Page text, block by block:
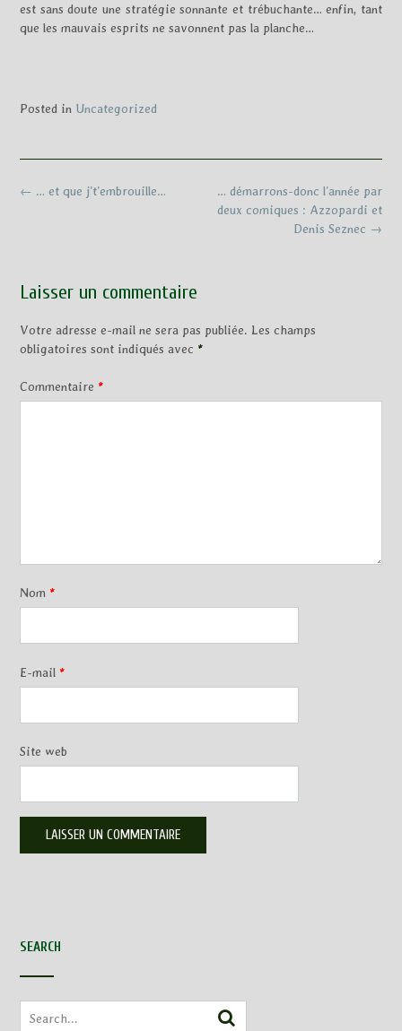
est sans doute une stratégie sonnante et trébuchante… enfin, tant
que les mauvais esprits ne savonnent pas la planche…
Posted in Uncategorized
Post
… démarrons-donc l’année par
deux comiques : Azzopardi et
Denis Seznec →
← … et que j’t’embrouille…
Laisser un commentaire
Votre adresse e-mail ne sera pas publiée. Les champs
obligatoires sont indiqués avec *
Commentaire *
Nom *
E-mail *
Site web
SEARCH